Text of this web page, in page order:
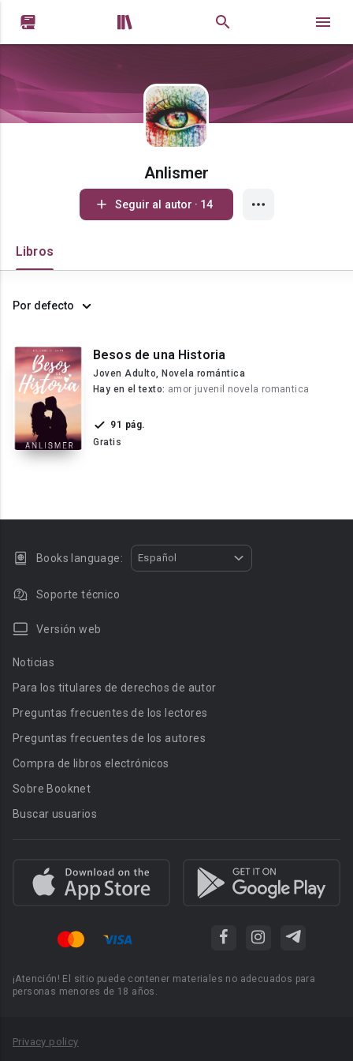
 
Anlismer
Seguir al autor · 14
Libros
Por defecto
Besos de una Historia
Joven Adulto, Novela romántica
Hay en el texto:
amor juvenil novela romantica
91 pág.
Gratis
Books language: Español
Soporte técnico
Versión web
Noticias
Para los titulares de derechos de autor
Preguntas frecuentes de los lectores
Preguntas frecuentes de los autores
Compra de libros electrónicos
Sobre Booknet
Buscar usuarios
¡Atención! El sitio puede contener materiales no adecuados para
personas menores de 18 años.
Privacy policy